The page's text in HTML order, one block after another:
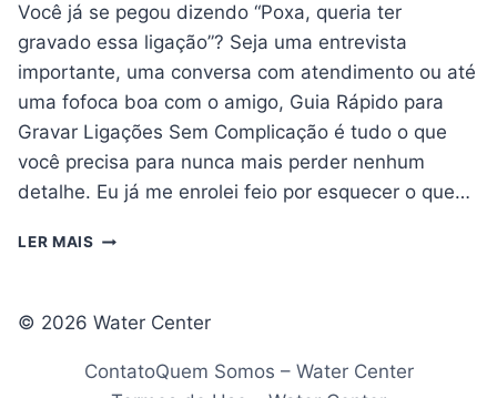
Você já se pegou dizendo “Poxa, queria ter
gravado essa ligação”? Seja uma entrevista
importante, uma conversa com atendimento ou até
uma fofoca boa com o amigo, Guia Rápido para
Gravar Ligações Sem Complicação é tudo o que
você precisa para nunca mais perder nenhum
detalhe. Eu já me enrolei feio por esquecer o que…
LER MAIS GUIA
LIGAÇÕES
COMPLICAÇÃO
© 2026 Water Center
ContatoQuem Somos – Water Center